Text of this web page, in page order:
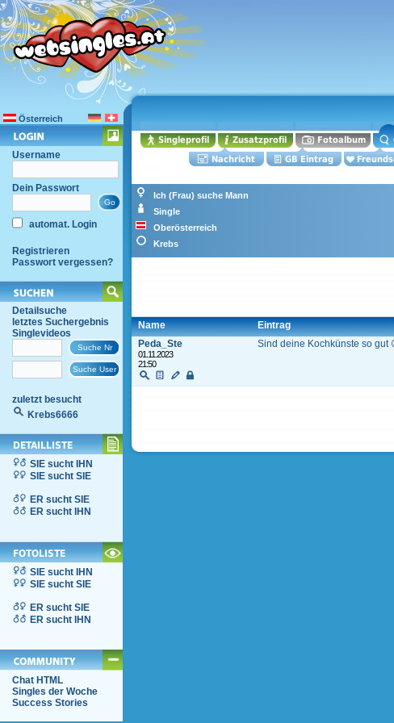
Österreich
Username
Dein Passwort
automat. Login
Registrieren
Passwort vergessen?
Detailsuche
letztes Suchergebnis
Singlevideos
zuletzt besucht
Krebs6666
SIE sucht IHN
SIE sucht SIE
ER sucht SIE
ER sucht IHN
SIE sucht IHN
SIE sucht SIE
ER sucht SIE
ER sucht IHN
Chat HTML
Singles der Woche
Success Stories
Ich (Frau) suche Mann
Single
Oberösterreich
Krebs
Name
Eintrag
Peda_Ste
01.11.2023
21:50
Sind deine Kochkünste so gut